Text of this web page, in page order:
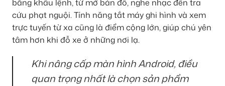
bằng khẩu lệnh, từ mở bản đồ, nghe nhạc đến tra
cứu phạt nguội. Tính năng tắt máy ghi hình và xem
trực tuyến từ xa cũng là điểm cộng lớn, giúp chú yên
tâm hơn khi đỗ xe ở những nơi lạ.
Khi nâng cấp màn hình Android, điều
quan trọng nhất là chọn sản phẩm